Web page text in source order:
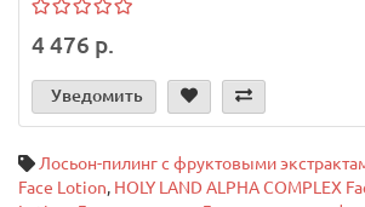
4 476 р.
Уведомить
Лосьон-пилинг с фруктовыми
Face Lotion, HOLY LAND ALPHA COMPLEX